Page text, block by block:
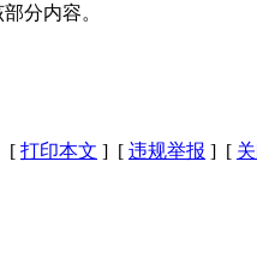
分内容。
[ 打印本文 ] [ 违规举报 ] [